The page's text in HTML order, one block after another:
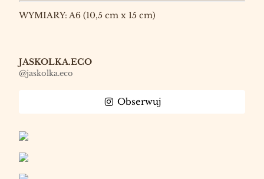
WYMIARY: A6 (10,5 cm x 15 cm)
JASKOLKA.ECO
@jaskolka.eco
Obserwuj